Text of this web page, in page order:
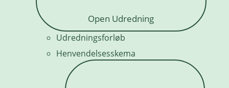
Open Udredning
Udredningsforløb
Henvendelsesskema